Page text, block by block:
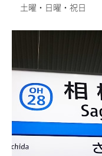
土曜・日曜・祝日